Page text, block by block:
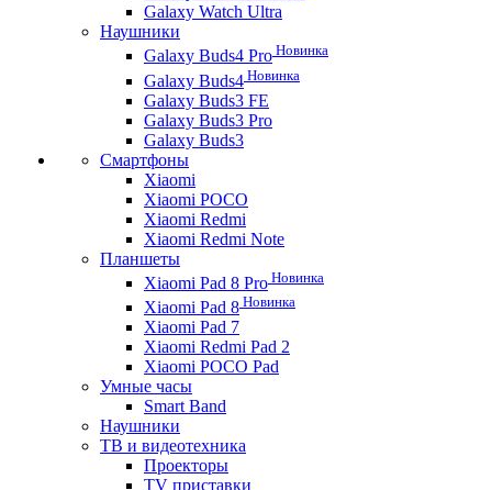
Galaxy Watch Ultra
Наушники
Galaxy Buds4 Pro Новинка
Galaxy Buds4 Новинка
Galaxy Buds3 FE
Galaxy Buds3 Pro
Galaxy Buds3
Смартфоны
Xiaomi
Xiaomi POCO
Xiaomi Redmi
Xiaomi Redmi Note
Планшеты
Xiaomi Pad 8 Pro Новинка
Xiaomi Pad 8 Новинка
Xiaomi Pad 7
Xiaomi Redmi Pad 2
Xiaomi POCO Pad
Умные часы
Smart Band
Наушники
ТВ и видеотехника
Проекторы
TV приставки